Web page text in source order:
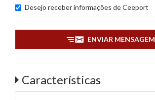
Desejo receber informações deCeeport
ENVIAR MENSAGEM
Características